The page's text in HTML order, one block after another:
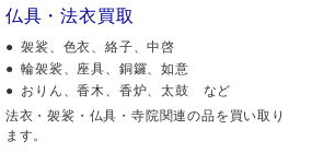
仏具・法衣買取
袈裟、色衣、絡子、中啓
輪袈裟、座具、銅鑼、如意
おりん、香木、香炉、太鼓 など
法衣・袈裟・仏具・寺院関連の品を買い取り
ます。